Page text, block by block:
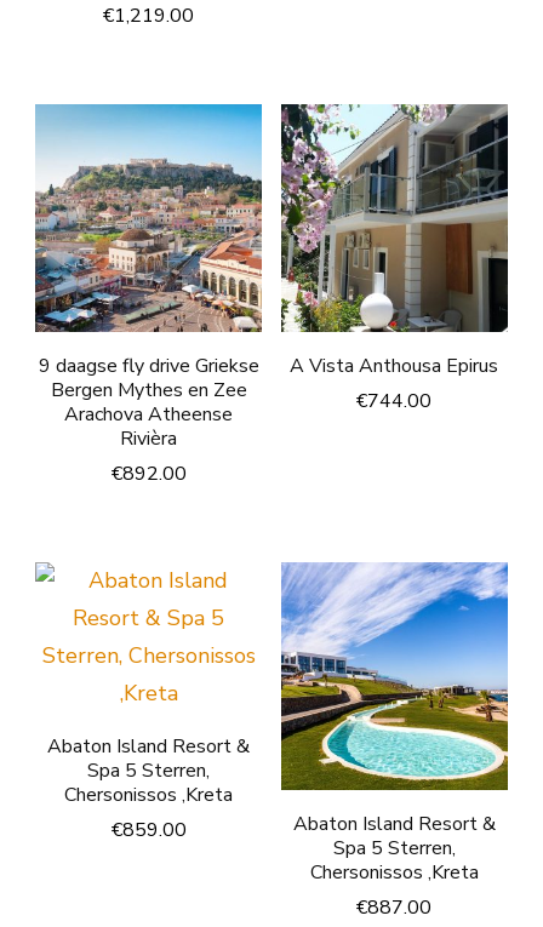
€1,219.00
9 daagse fly drive Griekse
Bergen Mythes en Zee
Arachova Atheense
Rivièra
€892.00
A Vista Anthousa Epirus
€744.00
Abaton Island Resort &
Spa 5 Sterren,
Chersonissos ,Kreta
€859.00
Abaton Island Resort &
Spa 5 Sterren,
Chersonissos ,Kreta
€887.00